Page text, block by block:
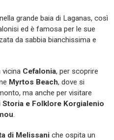
grande baia di Laganas, così
ed è famosa per le sue
da sabbia bianchissima e
vicina Cefalonia, per scoprire
Myrtos Beach, dove si
ma anche per visitare
Storia e Folklore Korgialenio
.
di Melissani che ospita un